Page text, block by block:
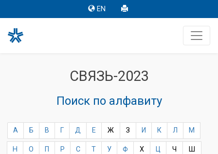
EN
СВЯЗЬ-2023
Поиск по алфавиту
А Б В Г Д Е Ж З И К Л М
Н О П Р С Т У Ф Х Ц Ч Ш